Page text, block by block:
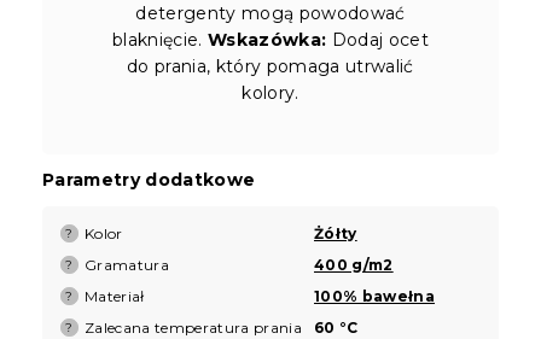
detergenty mogą powodować
blaknięcie. Wskazówka: Dodaj ocet
do prania, który pomaga utrwalić
kolory.
Parametry dodatkowe
? Kolor Żółty
? Gramatura 400 g/m2
? Materiał 100% bawełna
? Zalecana temperatura prania
60 °C